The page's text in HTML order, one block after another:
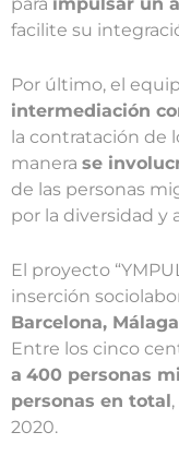
para impulsar un
facilite su
Por último, el
intermediación
la contratación de
manera se
de las personas
por la diversidad y
El proyecto
inserción
Barcelona,
Entre los cinco
a 400 personas
personas en total
2020.